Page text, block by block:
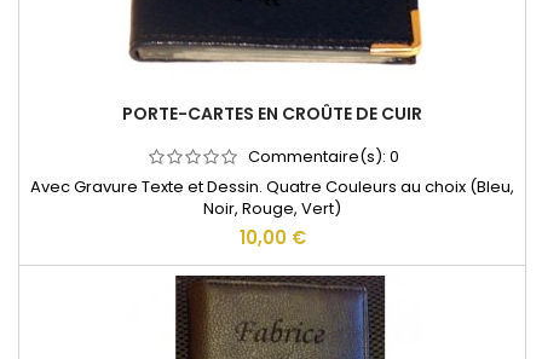
PORTE-CARTES EN CROÛTE DE CUIR
Commentaire(s): 0
Avec Gravure Texte et Dessin. Quatre Couleurs au choix (Bleu,
Noir, Rouge, Vert)
10,00 €